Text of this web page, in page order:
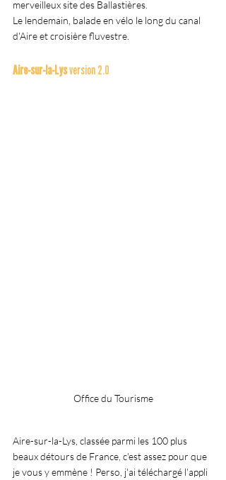
merveilleux site des Ballastières.
Le lendemain, balade en vélo le long du canal
d'Aire et croisière fluvestre.
Aire-sur-la-Lys version 2.0
Office du Tourisme
Aire-sur-la-Lys, classée parmi les 100 plus
beaux détours de France, c'est assez pour que
je vous y emmène ! Perso, j'ai téléchargé l'appli